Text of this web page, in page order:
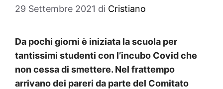
29 Settembre 2021 di Cristiano
Da pochi giorni è iniziata la scuola per
tantissimi studenti con l’incubo Covid che
non cessa di smettere. Nel frattempo
arrivano dei pareri da parte del Comitato